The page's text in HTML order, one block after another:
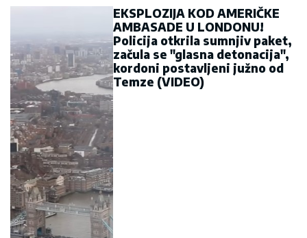
EKSPLOZIJA KOD AMERIČKE
AMBASADE U LONDONU!
Policija otkrila sumnjiv paket,
začula se "glasna detonacija",
kordoni postavljeni južno od
Temze (VIDEO)